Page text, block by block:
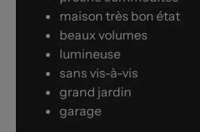
maison très bon état
beaux volumes
lumineuse
sans vis-à-vis
grand jardin
garage